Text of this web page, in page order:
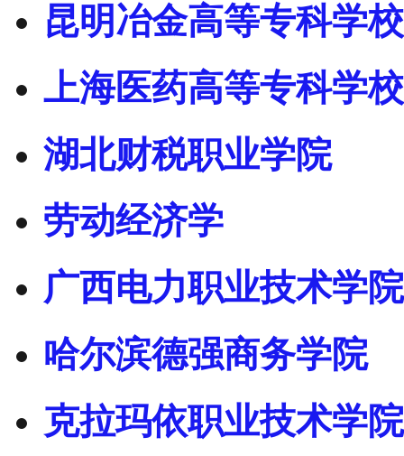
昆明冶金高等专科学校
上海医药高等专科学校
湖北财税职业学院
劳动经济学
广西电力职业技术学院
哈尔滨德强商务学院
克拉玛依职业技术学院